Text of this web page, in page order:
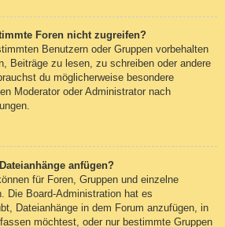
Foren nicht zugreifen?
Benutzern oder Gruppen vorbehalten
Beiträge zu lesen, zu schreiben oder andere
du möglicherweise besondere
Moderator oder Administrator nach
anfügen?
für Foren, Gruppen und einzelne
Die Board-Administration hat es
Dateianhänge in dem Forum anzufügen, in
möchtest, oder nur bestimmte Gruppen